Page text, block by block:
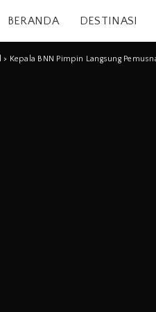
BERANDA DESTINASI
> Kepala BNN Pimpin Langsung